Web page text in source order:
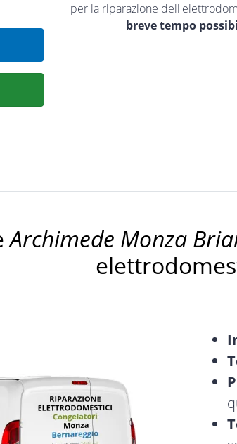
per la riparazione
breve tempo
Archimede Monza